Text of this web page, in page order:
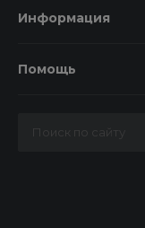
Информация
Помощь